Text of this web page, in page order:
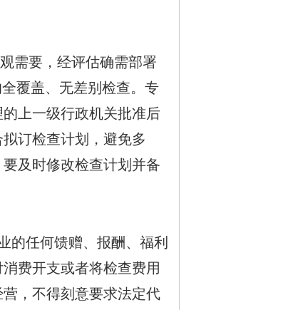
需要，经评估确需部署
覆盖、无差别检查。专
上一级行政机关批准后
订检查计划，避免多
及时修改检查计划并备
的任何馈赠、报酬、福利
费开支或者将检查费用
，不得刻意要求法定代